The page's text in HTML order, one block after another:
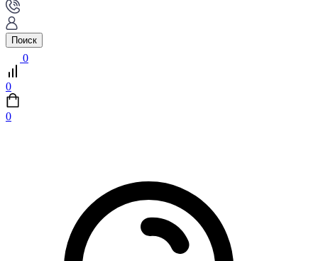
Поиск
0
0
0